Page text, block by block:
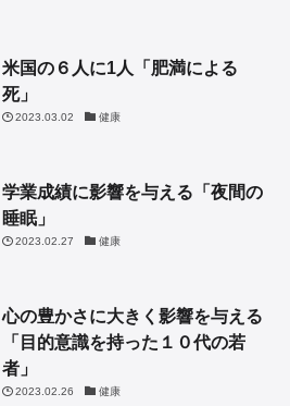
米国の６人に1人「肥満による
死」
2023.03.02 健康
学業成績に影響を与える「夜間の
睡眠」
2023.02.27 健康
心の豊かさに大きく影響を与える
「目的意識を持った１０代の若
者」
2023.02.26 健康